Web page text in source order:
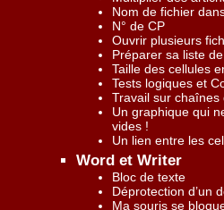
Nom de fichier
N° de CP
Ouvrir plusieurs
Préparer sa liste
Taille des cellules
Tests logiques et
Travail sur chaînes
Un graphique qui
vides !
Un lien entre les
Word et Writer
Bloc de texte
Déprotection d’un
Ma souris se